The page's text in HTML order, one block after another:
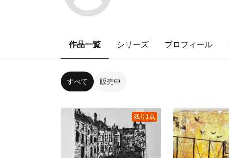
作品一覧 シリーズ プロフィール
すべて 販売中
残り1点